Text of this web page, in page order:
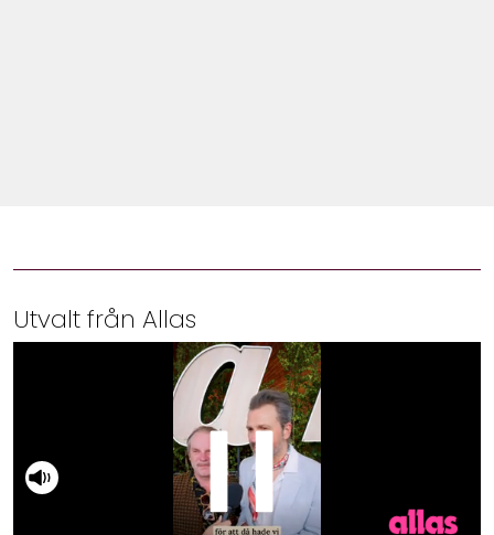
Utvalt från Allas